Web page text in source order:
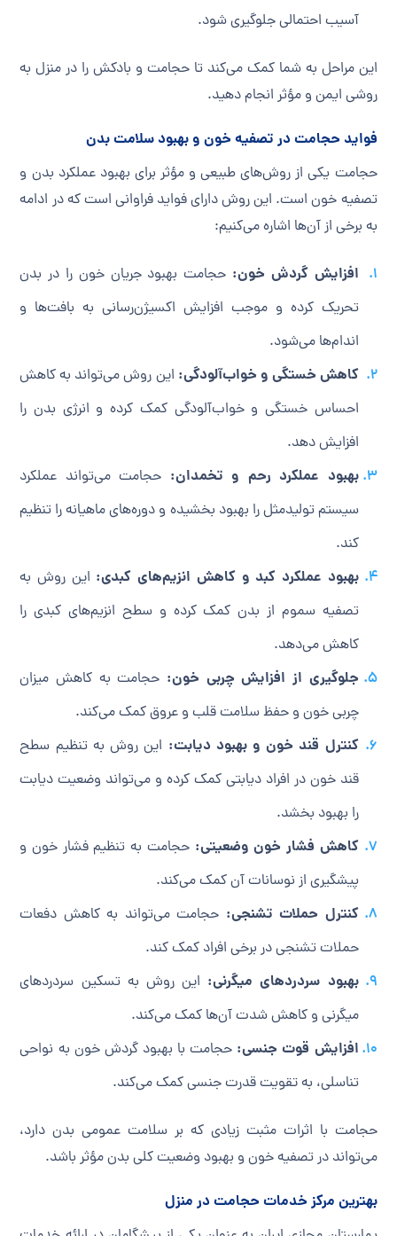
آسیب احتمالی جلوگیری شود.
این مراحل به شما کمک می‌کند تا حجامت و بادکش را در منزل به
روشی ایمن و مؤثر انجام دهید.
فواید حجامت در تصفیه خون و بهبود سلامت بدن
حجامت یکی از روش‌های طبیعی و مؤثر برای بهبود عملکرد بدن و
تصفیه خون است. این روش دارای فواید فراوانی است که در ادامه
به برخی از آن‌ها اشاره می‌کنیم:
افزایش گردش خون: حجامت بهبود جریان خون را در بدن
تحریک کرده و موجب افزایش اکسیژن‌رسانی به بافت‌ها و
اندام‌ها می‌شود.
کاهش خستگی و خواب‌آلودگی: این روش می‌تواند به کاهش
احساس خستگی و خواب‌آلودگی کمک کرده و انرژی بدن را
افزایش دهد.
بهبود عملکرد رحم و تخمدان: حجامت می‌تواند عملکرد
سیستم تولیدمثل را بهبود بخشیده و دوره‌های ماهیانه را تنظیم
کند.
بهبود عملکرد کبد و کاهش انزیم‌های کبدی: این روش به
تصفیه سموم از بدن کمک کرده و سطح انزیم‌های کبدی را
کاهش می‌دهد.
جلوگیری از افزایش چربی خون: حجامت به کاهش میزان
چربی خون و حفظ سلامت قلب و عروق کمک می‌کند.
کنترل قند خون و بهبود دیابت: این روش به تنظیم سطح
قند خون در افراد دیابتی کمک کرده و می‌تواند وضعیت دیابت
را بهبود بخشد.
کاهش فشار خون وضعیتی: حجامت به تنظیم فشار خون و
پیشگیری از نوسانات آن کمک می‌کند.
کنترل حملات تشنجی: حجامت می‌تواند به کاهش دفعات
حملات تشنجی در برخی افراد کمک کند.
بهبود سردردهای میگرنی: این روش به تسکین سردردهای
میگرنی و کاهش شدت آن‌ها کمک می‌کند.
افزایش قوت جنسی: حجامت با بهبود گردش خون به نواحی
تناسلی، به تقویت قدرت جنسی کمک می‌کند.
حجامت با اثرات مثبت زیادی که بر سلامت عمومی بدن دارد،
می‌تواند در تصفیه خون و بهبود وضعیت کلی بدن مؤثر باشد.
بهترین مرکز خدمات حجامت در منزل